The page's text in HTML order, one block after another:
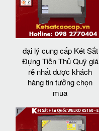
đại lý cung cấp Két Sắt
Đựng Tiền Thủ Quỹ giá
rẻ nhất được khách
hàng tin tưởng chọn
mua